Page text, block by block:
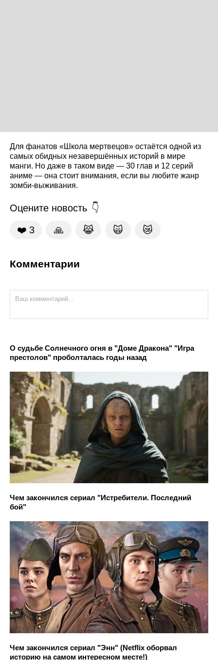
Для фанатов «Школа мертвецов» остаётся одной из
самых обидных незавершённых историй в мире
манги. Но даже в таком виде — 30 глав и 12 серий
аниме — она стоит внимания, если вы любите жанр
зомби-выживания.
Оцените новость
❤️ 3 🙏 😹 🙀 😿
Комментарии
О судьбе Солнечного огня в "Доме Дракона" "Игра
престолов" проболталась годы назад
Чем закончился сериал "Истребители. Последний
бой"
Чем закончился сериал "Энн" (Netflix оборвал
историю на самом интересном месте!)